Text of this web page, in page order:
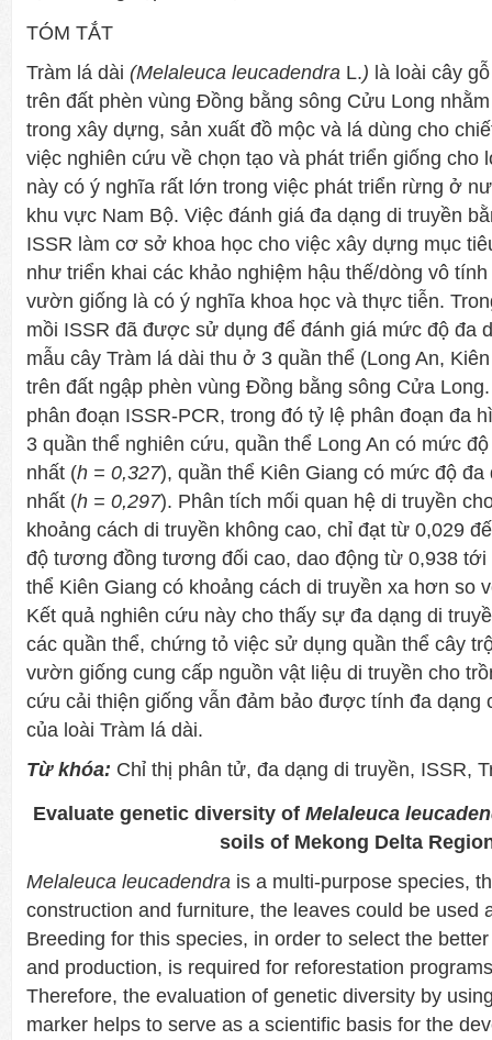
TÓM TẮT
Tràm lá dài (Melaleuca leucadendra L.) là loài cây
trên đất phèn vùng Đồng bằng sông Cửu Long
trong xây dựng, sản xuất đồ mộc và lá dùng cho
việc nghiên cứu về chọn tạo và phát triển giống cho
này có ý nghĩa rất lớn trong việc phát triển rừng ở
khu vực Nam Bộ. Việc đánh giá đa dạng di truyền
ISSR làm cơ sở khoa học cho việc xây dựng mục
như triển khai các khảo nghiệm hậu thế/dòng vô
vườn giống là có ý nghĩa khoa học và thực tiễn.
mồi ISSR đã được sử dụng để đánh giá mức độ đa
mẫu cây Tràm lá dài thu ở 3 quần thể (Long An,
trên đất ngập phèn vùng Đồng bằng sông Cửa
phân đoạn ISSR-PCR, trong đó tỷ lệ phân đoạn đa
3 quần thể nghiên cứu, quần thể Long An có mức
nhất (h = 0,327), quần thể Kiên Giang có mức độ đa
nhất (h = 0,297). Phân tích mối quan hệ di truyền
khoảng cách di truyền không cao, chỉ đạt từ 0,029
độ tương đồng tương đối cao, dao động từ 0,938 tới
thể Kiên Giang có khoảng cách di truyền xa hơn so
Kết quả nghiên cứu này cho thấy sự đa dạng di
các quần thể, chứng tỏ việc sử dụng quần thể cây
vườn giống cung cấp nguồn vật liệu di truyền cho
cứu cải thiện giống vẫn đảm bảo được tính đa dạng
của loài Tràm lá dài.
Từ khóa: Chỉ thị phân tử, đa dạng di truyền, ISSR,
Evaluate genetic diversity of Melaleuca
soils of Mekong Delta
Melaleuca leucadendra is a multi-purpose species,
construction and furniture, the leaves could be used
Breeding for this species, in order to select the
and production, is required for reforestation
Therefore, the evaluation of genetic diversity by
marker helps to serve as a scientific basis for the